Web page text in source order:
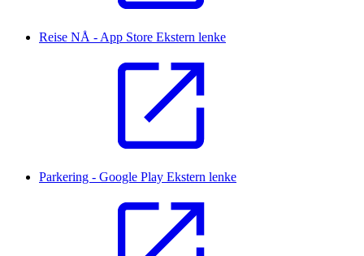
Reise NÅ - App Store Ekstern lenke
Parkering - Google Play Ekstern lenke